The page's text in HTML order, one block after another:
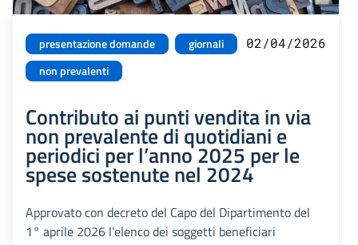
presentazione domande
giornali
non prevalenti
02/04/2026
Contributo ai punti vendita in via
non prevalente di quotidiani e
periodici per l’anno 2025 per le
spese sostenute nel 2024
Approvato con decreto del Capo del Dipartimento del
1° aprile 2026 l’elenco dei soggetti beneficiari